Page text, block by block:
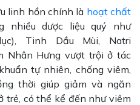
linh hồn chính là hoạt chất
nhiều dược liệu quý như
Tinh Dầu Mùi, Natri
Nhân Hưng vượt trội ở tác
tự nhiên, chống viêm,
thời giúp giảm và ngăn
trẻ, có thể kể đến như viêm